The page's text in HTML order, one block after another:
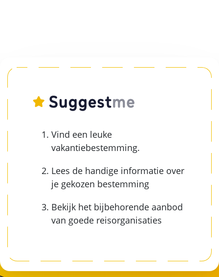
Vind een leuke
vakantiebestemming.
Lees de handige informatie over
je gekozen bestemming
Bekijk het bijbehorende aanbod
van goede reisorganisaties